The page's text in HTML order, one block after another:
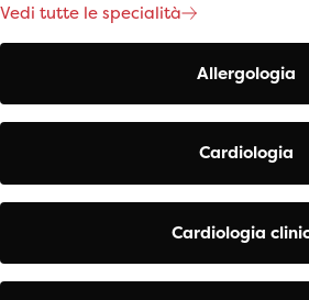
Vedi tutte le specialità
Allergologia
Cardiologia
Cardiologia